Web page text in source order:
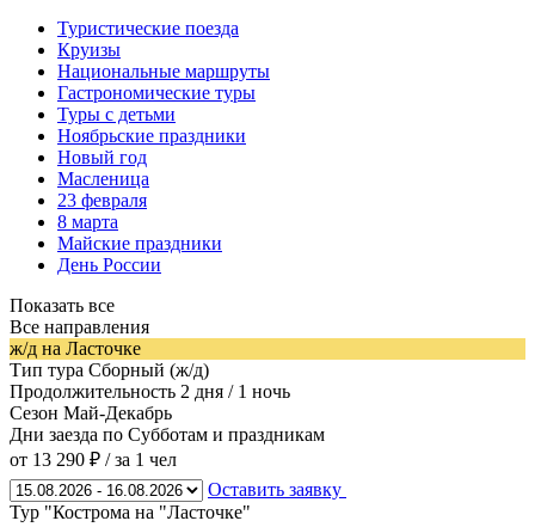
Туристические поезда
Круизы
Национальные маршруты
Гастрономические туры
Туры с детьми
Ноябрьские праздники
Новый год
Масленица
23 февраля
8 марта
Майские праздники
День России
Показать все
Все направления
ж/д на Ласточке
Тип тура Сборный (ж/д)
Продолжительность 2 дня / 1 ночь
Сезон Май-Декабрь
Дни заезда по Субботам и праздникам
от 13 290 ₽ / за 1 чел
Оставить заявку
Тур "Кострома на "Ласточке"